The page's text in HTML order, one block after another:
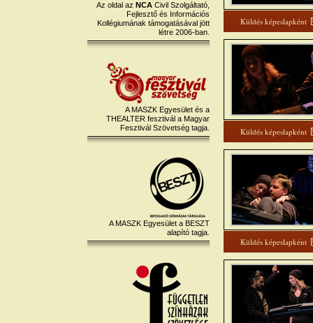
Az oldal az NCA Civil Szolgáltató,
Fejlesztő és Információs
Kollégiumának támogatásával jött
létre 2006-ban.
A MASZK Egyesület és a
THEALTER fesztivál a Magyar
Fesztivál Szövetség tagja.
A MASZK Egyesület a BESZT
alapító tagja.
Küldés képeslapként
Küldés képeslapként
Küldés képeslapként